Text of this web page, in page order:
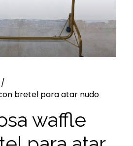
bretel para atar nudo
waffle